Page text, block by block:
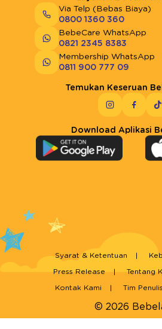
Via Telp (Bebas Biaya)
0800 1360 360
BebeCare WhatsApp
0821 2345 8383
Membership WhatsApp
0811 900 777 09
Temukan Keseruan
Download Aplikasi
© 2026
Syarat & Ketentuan
Press Release Tentang
Kontak Kami Tim Penulis